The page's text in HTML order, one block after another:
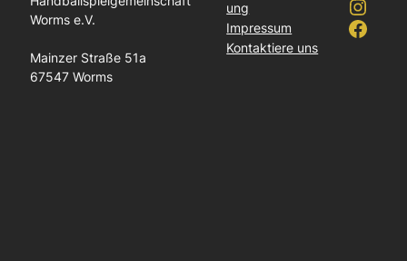
Worms e.V.
Mainzer Straße 51a
67547 Worms
ung
Impressum
Kontaktiere uns
Instagram
Facebook